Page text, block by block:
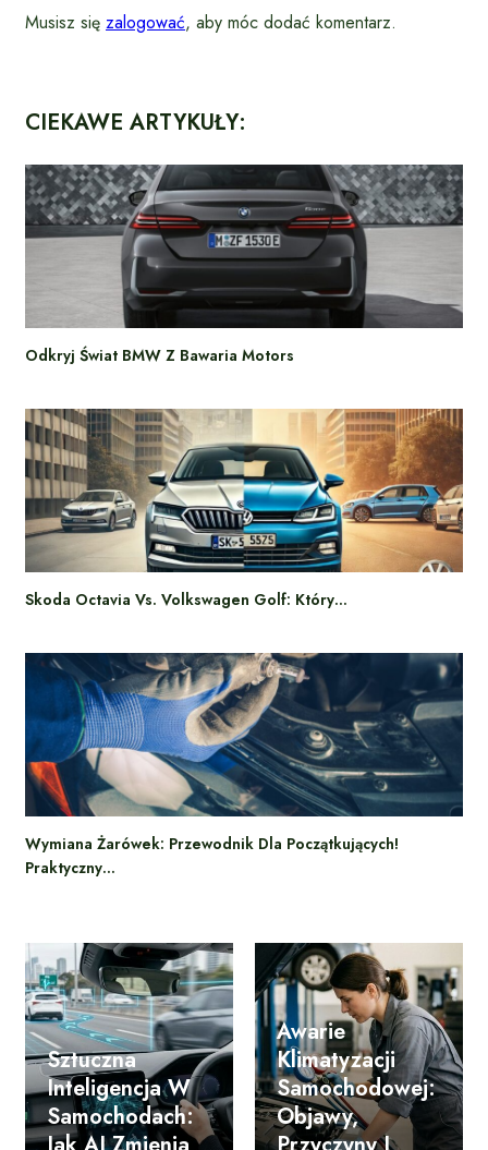
Musisz się zalogować, aby móc dodać komentarz.
CIEKAWE ARTYKUŁY:
Odkryj Świat BMW Z Bawaria Motors
Skoda Octavia Vs. Volkswagen Golf: Który…
Wymiana Żarówek: Przewodnik Dla Początkujących!
Praktyczny…
Sztuczna
Inteligencja W
Samochodach:
Awarie
Klimatyzacji
Samochodowej:
Objawy,